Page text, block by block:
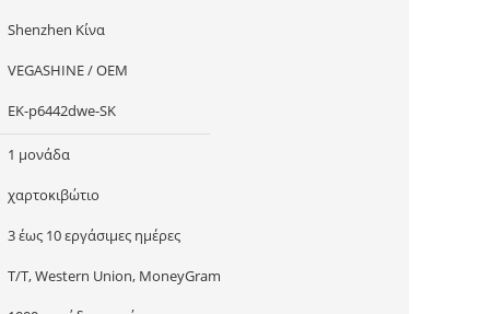
Shenzhen Κίνα
VEGASHINE / OEM
ΕΚ-p6442dwe-SK
1 μονάδα
χαρτοκιβώτιο
3 έως 10 εργάσιμες ημέρες
T/T, Western Union, MoneyGram